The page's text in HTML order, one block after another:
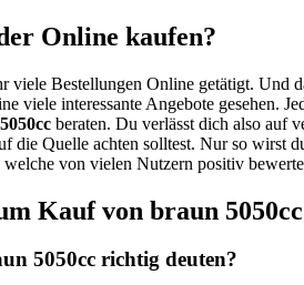
Online kaufen?
viele Bestellungen Online getätigt.
viele interessante Angebote gesehen.
beraten. Du verlässt dich also auf
die Quelle achten solltest. Nur so wirst
von vielen Nutzern positiv
Kauf von braun 5050cc
5050cc richtig deuten?